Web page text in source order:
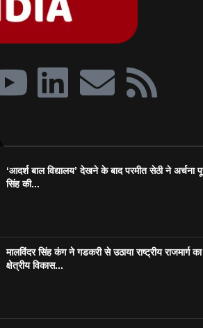
‘आदर्श बाल विद्यालय’ देखने के बाद परमीत सेठी ने अर्चना
सिंह की...
मालविंदर सिंह कंग ने गडकरी से उठाया राष्ट्रीय राजमार्ग का
क्षेत्रीय विकास...